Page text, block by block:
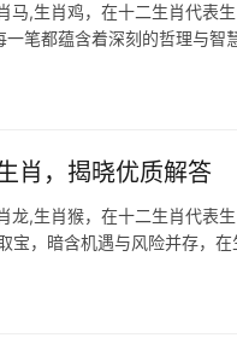
马,生肖鸡，在十二生肖代表
笔都蕴含着深刻的哲理与
肖，揭晓优质解答
龙,生肖猴，在十二生肖代表
宝，暗含机遇与风险并存